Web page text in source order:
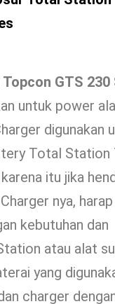
GTS 230
untuk power
digunakan
Total Station
itu jika
nya, harap
kebutuhan dan
atau alat
yang
charger